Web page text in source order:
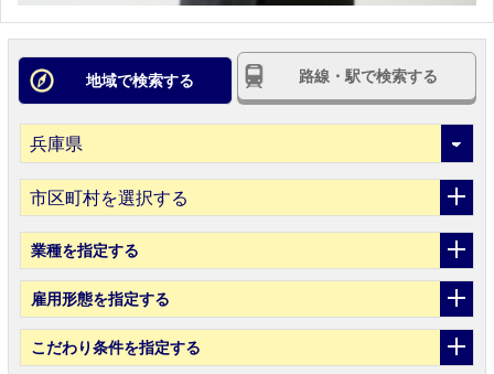
地域で検索する 路線・駅で検索する
市区町村を選択する
業種を指定する
雇用形態を指定する
こだわり条件を指定する